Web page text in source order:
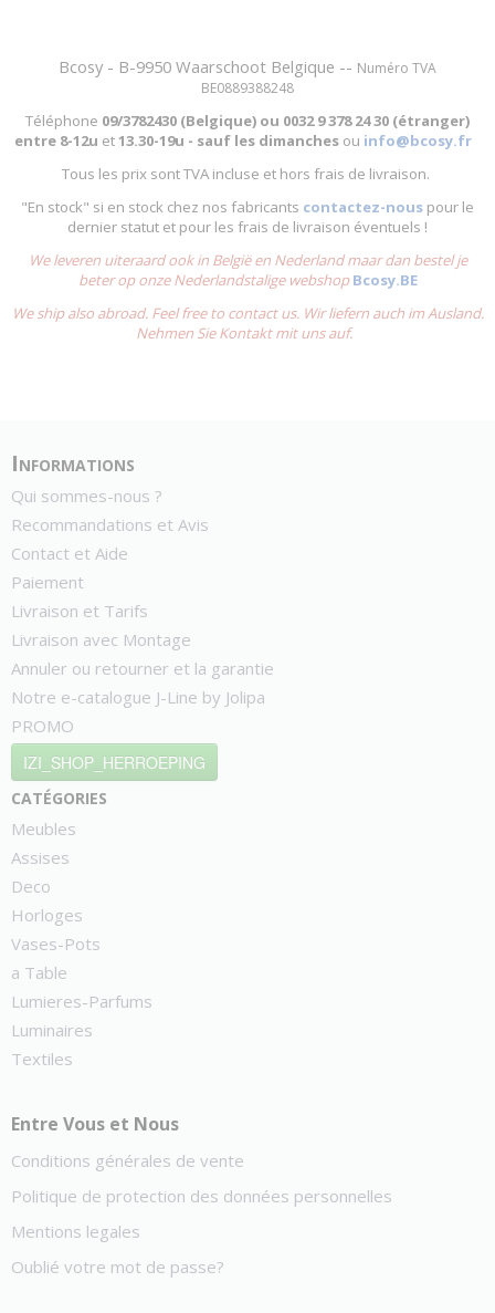
Bcosy - B-9950 Waarschoot Belgique -- Numéro TVA
BE0889388248
Téléphone 09/3782430 (Belgique) ou 0032 9 378 24 30 (étranger)
entre 8-12u et13.30-19u - sauf les dimanchesou info@bcosy.fr
Tous les prix sont TVA incluse et hors frais de livraison.
"En stock" si en stock chez nos fabricants contactez-nous pour le
dernier statut et pour les frais de livraison éventuels !
We leveren uiteraard ook in België en Nederland maar dan bestel je
beter op onze Nederlandstalige webshopBcosy.BE
We ship also abroad. Feel free to contact us. Wir liefern auch im Ausland.
Nehmen Sie Kontakt mit uns auf.
Informations
Qui sommes-nous ?
Recommandations et Avis
Contact et Aide
Paiement
Livraison et Tarifs
Livraison avec Montage
Annuler ou retourner et la garantie
Notre e-catalogue J-Line by Jolipa
PROMO
IZI_SHOP_HERROEPING
catégories
Meubles
Assises
Deco
Horloges
Vases-Pots
a Table
Lumieres-Parfums
Luminaires
Textiles
Entre Vous et Nous
Conditions générales de vente
Politique de protection des données personnelles
Mentions legales
Oublié votre mot de passe?